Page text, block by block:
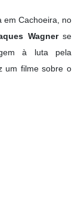
em Cachoeira, no
Wagner se
à luta pela
um filme sobre o